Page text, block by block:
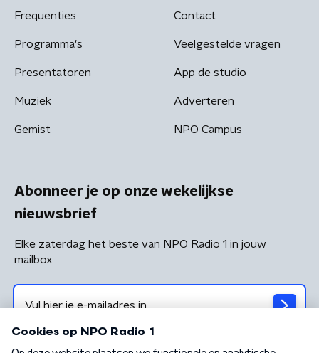
Frequenties
Programma's
Presentatoren
Muziek
Gemist
Contact
Veelgestelde vragen
App de studio
Adverteren
NPO Campus
Abonneer je op onze wekelijkse
nieuwsbrief
Elke zaterdag het beste van NPO Radio 1 in jouw
mailbox